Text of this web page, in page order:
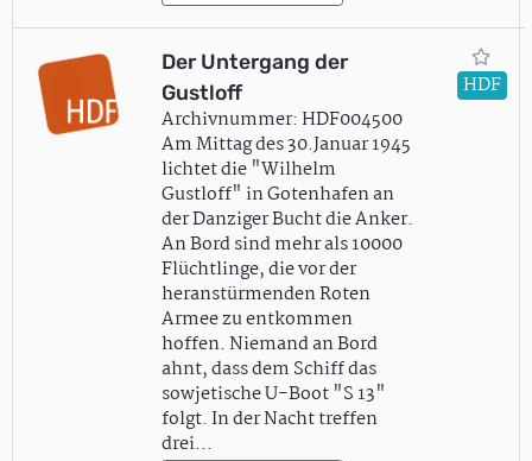
Der Untergang der
Gustloff
Archivnummer: HDF004500
Am Mittag des 30.Januar 1945
lichtet die "Wilhelm
Gustloff" in Gotenhafen an
der Danziger Bucht die Anker.
An Bord sind mehr als 10000
Flüchtlinge, die vor der
heranstürmenden Roten
Armee zu entkommen
hoffen. Niemand an Bord
ahnt, dass dem Schiff das
sowjetische U-Boot "S 13"
folgt. In der Nacht treffen
drei…
HDF